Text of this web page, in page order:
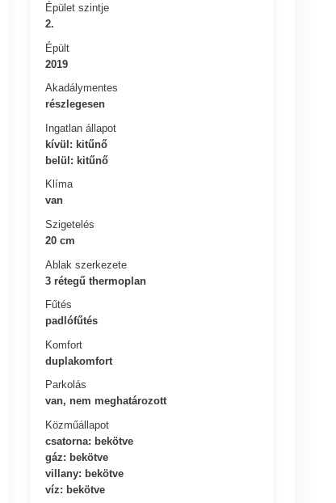
Épület szintje
2.
Épült
2019
Akadálymentes
részlegesen
Ingatlan állapot
kívül: kitűnő
belül: kitűnő
Klíma
van
Szigetelés
20 cm
Ablak szerkezete
3 rétegű thermoplan
Fűtés
padlófűtés
Komfort
duplakomfort
Parkolás
van, nem meghatározott
Közműállapot
csatorna: bekötve
gáz: bekötve
villany: bekötve
víz: bekötve